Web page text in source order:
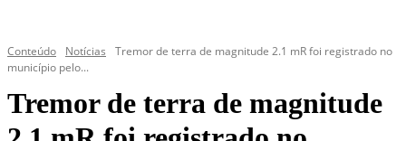
Conteúdo Notícias
Tremor de terra de magnitude 2.1 mR foi registrado no
município pelo...
Tremor de terra de magnitude